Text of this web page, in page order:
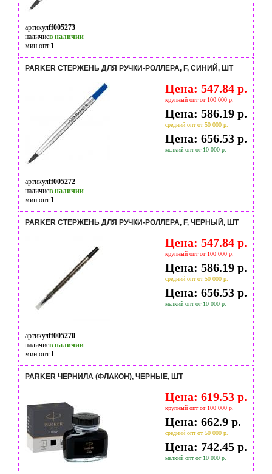
артикулff005273
наличиев наличии
мин опт.1
PARKER СТЕРЖЕНЬ ДЛЯ РУЧКИ-РОЛЛЕРА, F, СИНИЙ, ШТ
Цена: 547.84 р.
крупный опт от 100 000 р.
Цена: 586.19 р.
средний опт от 50 000 р.
Цена: 656.53 р.
мелкий опт от 10 000 р.
артикулff005272
наличиев наличии
мин опт.1
PARKER СТЕРЖЕНЬ ДЛЯ РУЧКИ-РОЛЛЕРА, F, ЧЕРНЫЙ, ШТ
Цена: 547.84 р.
крупный опт от 100 000 р.
Цена: 586.19 р.
средний опт от 50 000 р.
Цена: 656.53 р.
мелкий опт от 10 000 р.
артикулff005270
наличиев наличии
мин опт.1
PARKER ЧЕРНИЛА (ФЛАКОН), ЧЕРНЫЕ, ШТ
Цена: 619.53 р.
крупный опт от 100 000 р.
Цена: 662.9 р.
средний опт от 50 000 р.
Цена: 742.45 р.
мелкий опт от 10 000 р.